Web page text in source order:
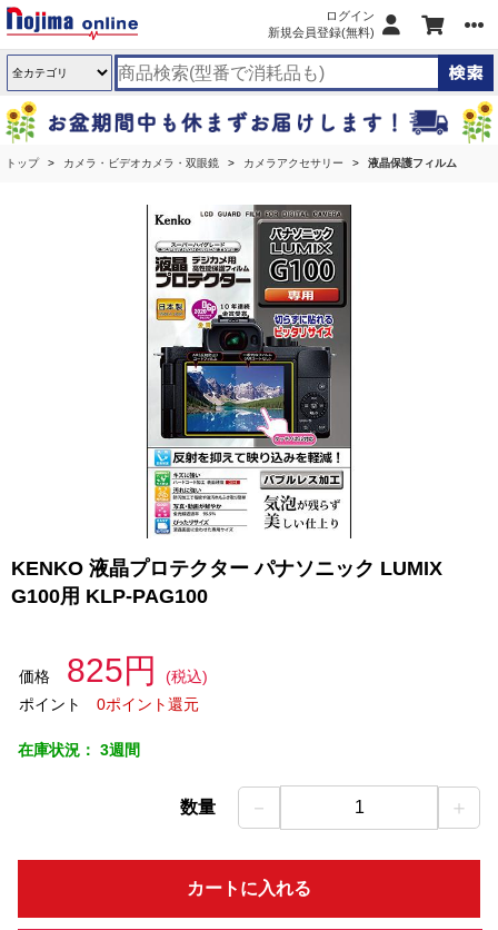
ログイン
新規会員登録(無料)
トップ カメラ・ビデオカメラ・双眼鏡 カメラアクセサリー 液晶保護フィルム
KENKO 液晶プロテクター パナソニック LUMIX
G100用 KLP-PAG100
価格 825円
(税込)
ポイント
0ポイント還元
在庫状況： 3週間
数量 － 1 ＋
カートに入れる